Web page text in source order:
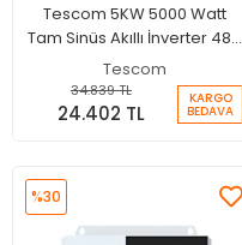
Tescom 5KW 5000 Watt
Tam Sinüs Akıllı İnverter 48V
50A Şarjlı İnverter
Tescom
34.839 TL
24.402 TL
KARGO
BEDAVA
%30